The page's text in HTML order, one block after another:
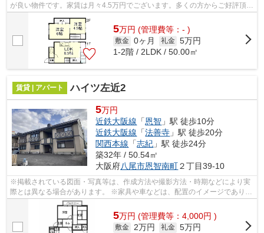
が良い物件です。家賃は月々4.5万円でございます。多くの方からご好評頂い
ている北野戸建(北端)のご紹介です。...
5万円 (管理費等：- )
敷金 0ヶ月 礼金 5万円
1-2階 / 2LDK / 50.00㎡
賃貸 | アパート ハイツ左近2
5万円
近鉄大阪線 「恩智 」駅 徒歩10分
近鉄大阪線 「法善寺 」駅 徒歩20分
関西本線 「志紀 」駅 徒歩24分
築32年 / 50.54㎡
大阪府八尾市恩智南町２丁目39-10
※掲載されている図面・写真等は、作成方法や撮影方法・時期などにより実
際とは異なる場合があります。 ※家具や車などは、配置のイメージであり、
賃貸物件に付属しておりません（家具家...
5万円 (管理費等：4,000円 )
敷金 2万円 礼金 5万円